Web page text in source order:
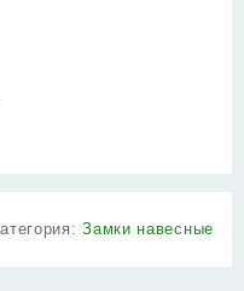
Замки навесные